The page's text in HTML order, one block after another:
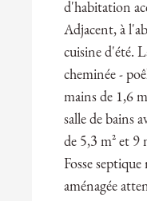
d'habitation
Adjacent, à
cuisine d'été.
cheminée -
mains de 1,6
salle de bains
de 5,3 m² et 9
Fosse
aménagée